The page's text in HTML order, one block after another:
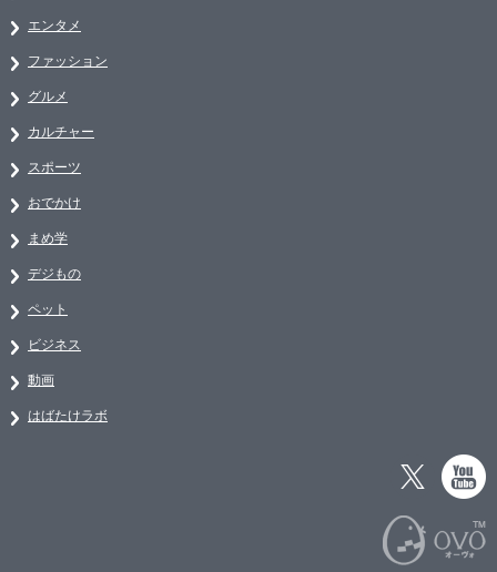
エンタメ
ファッション
グルメ
カルチャー
スポーツ
おでかけ
まめ学
デジもの
ペット
ビジネス
動画
はばたけラボ